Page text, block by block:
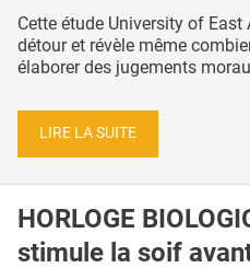
Cette étude University of
détour et révèle même
élaborer des jugements
LIRE LA SUITE
HORLOGE
stimule la soif